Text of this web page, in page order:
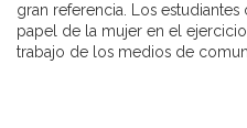
gran referencia. Los
papel de la mujer en el
trabajo de los medios de